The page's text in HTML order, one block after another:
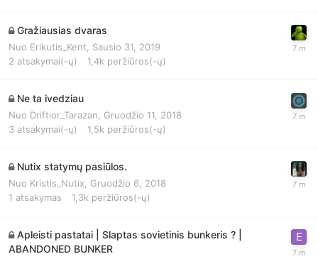
Gražiausias dvaras
Nuo Erikutis_Kent, Sausio 31, 2019
2 atsakymai(-ų) 1,4k peržiūros(-ų)
Ne ta ivedziau
Nuo Driftior_Tarazan, Gruodžio 11, 2018
3 atsakymai(-ų) 1,5k peržiūros(-ų)
Nutix statymų pasiūlos.
Nuo Kristis_Nutix, Gruodžio 6, 2018
1 atsakymas 1,3k peržiūros(-ų)
Apleisti pastatai | Slaptas sovietinis bunkeris ? |
ABANDONED BUNKER